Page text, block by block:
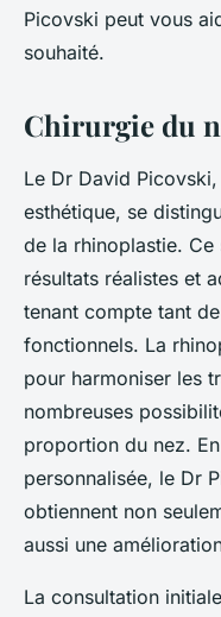
Picovski peut vous
souhaité.
Chirurgie du
Le Dr David
esthétique, se
de la rhinoplastie.
résultats réalistes et
tenant compte tant
fonctionnels. La
pour harmoniser les
nombreuses
proportion du nez.
personnalisée, le Dr
obtiennent non
aussi une
La consultation